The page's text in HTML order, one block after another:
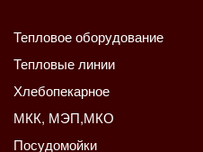
Тепловое оборудование
Тепловые линии
Хлебопекарное
МКК, МЭП,МКО
Посудомойки